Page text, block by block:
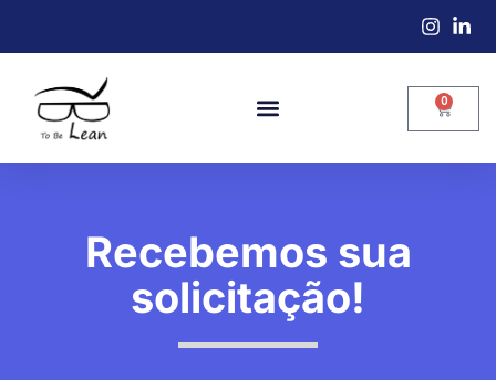
0
Recebemos sua
solicitação!